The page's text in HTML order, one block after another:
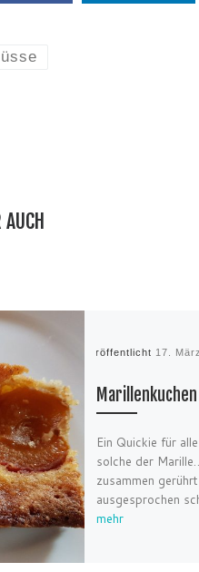
Veröffentlicht 17.
Ein Quickie für
solche der
zusammen
ausgesprochen
mehr